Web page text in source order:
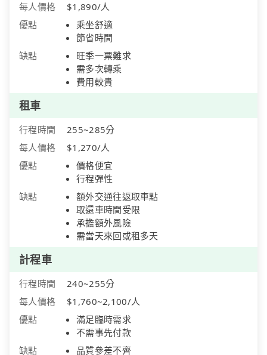
每人價格
$1,890/人
優點
乘坐舒適
節省時間
缺點
旺季一票難求
需多次轉乘
費用較貴
租車
行程時間
255~285分
每人價格
$1,270/人
優點
價格便宜
行程彈性
缺點
額外交通往返取車點
取還車時間受限
承擔額外風險
需當天來回或租多天
計程車
行程時間
240~255分
每人價格
$1,760~2,100/人
優點
滿足臨時需求
不需事先付款
缺點
品質參差不齊